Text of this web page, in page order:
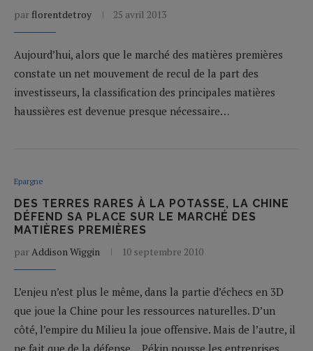
parflorentdetroy 25 avril 2013
Aujourd’hui, alors que le marché des matières premières
constate un net mouvement de recul de la part des
investisseurs, la classification des principales matières
haussières est devenue presque nécessaire…
Epargne
DES TERRES RARES À LA POTASSE, LA CHINE
DÉFEND SA PLACE SUR LE MARCHÉ DES
MATIÈRES PREMIÈRES
parAddison Wiggin 10 septembre 2010
L’enjeu n’est plus le même, dans la partie d’échecs en 3D
que joue la Chine pour les ressources naturelles. D’un
côté, l’empire du Milieu la joue offensive. Mais de l’autre, il
ne fait que de la défense… Pékin pousse les entreprises